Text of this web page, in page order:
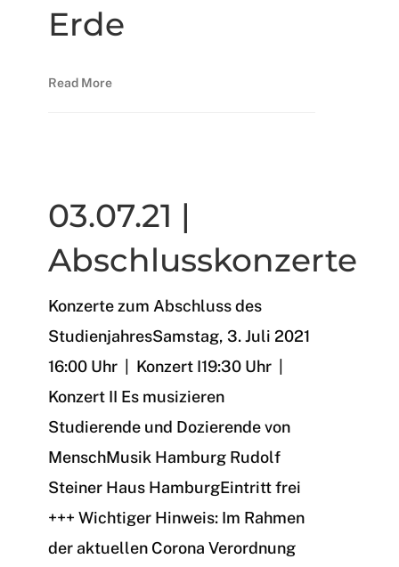
Erde
Read More
03.07.21 |
Abschlusskonzerte
Konzerte zum Abschluss des
StudienjahresSamstag, 3. Juli 2021
16:00 Uhr | Konzert I19:30 Uhr |
Konzert II Es musizieren
Studierende und Dozierende von
MenschMusik Hamburg Rudolf
Steiner Haus HamburgEintritt frei
+++ Wichtiger Hinweis: Im Rahmen
der aktuellen Corona Verordnung